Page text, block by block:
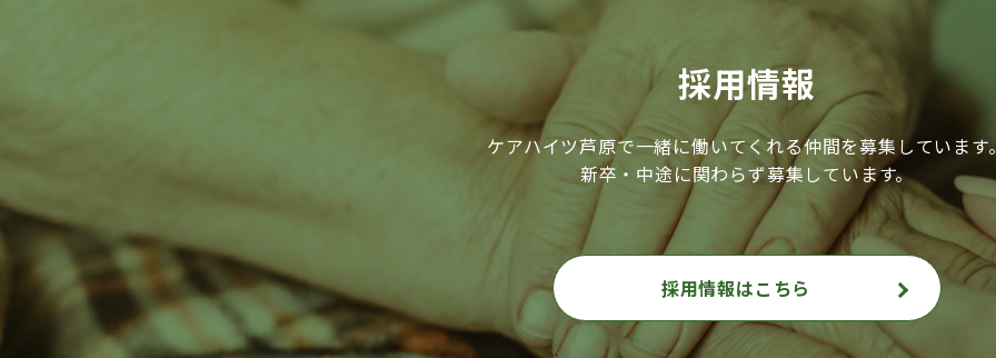
採用情報
ケアハイツ芦原で一緒に働いてくれる仲間を募集しています
新卒・中途に関わらず募集しています。
採用情報はこちら